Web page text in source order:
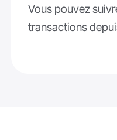
Vous pouvez
transactions